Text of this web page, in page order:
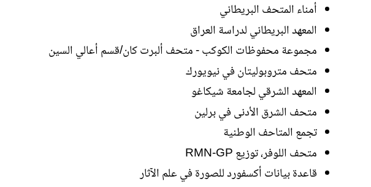
أمناء المتحف البريطاني
المعهد البريطاني لدراسة العراق
مجموعة محفوظات الكوكب - متحف ألبرت كان/قسم أعالي السين
متحف متروبوليتان في نيويورك
المعهد الشرقي لجامعة شيكاغو
متحف الشرق الأدنى في برلين
تجمع المتاحف الوطنية
متحف اللوفر، توزيع RMN-GP
قاعدة بيانات أكسفورد للصورة في علم الآثار